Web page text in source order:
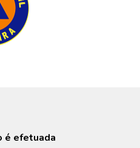
é efetuada